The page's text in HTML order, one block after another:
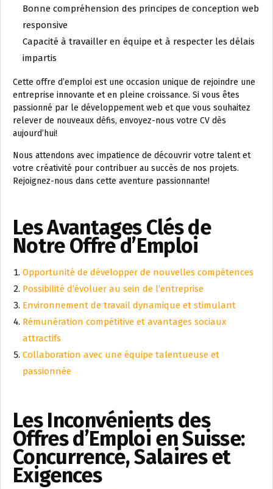
Bonne compréhension des principes de conception web
responsive
Capacité à travailler en équipe et à respecter les délais
impartis
Cette offre d’emploi est une occasion unique de rejoindre une
entreprise innovante et en pleine croissance. Si vous êtes
passionné par le développement web et que vous souhaitez
relever de nouveaux défis, envoyez-nous votre CV dès
aujourd’hui!
Nous attendons avec impatience de découvrir votre talent et
votre créativité pour contribuer au succès de nos projets.
Rejoignez-nous dans cette aventure passionnante!
Les Avantages Clés de
Notre Offre d’Emploi
Opportunité de développer de nouvelles compétences
Possibilité d’évoluer au sein de l’entreprise
Environnement de travail dynamique et stimulant
Rémunération compétitive et avantages sociaux
attractifs
Collaboration avec une équipe talentueuse et
passionnée
Les Inconvénients des
Offres d’Emploi en Suisse:
Concurrence, Salaires et
Exigences